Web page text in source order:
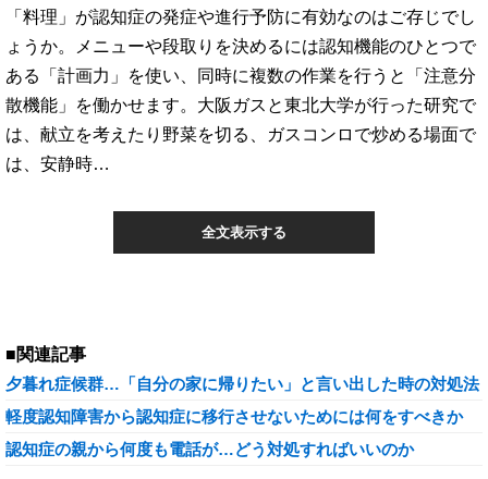
「料理」が認知症の発症や進行予防に有効なのはご存じでし
ょうか。メニューや段取りを決めるには認知機能のひとつで
ある「計画力」を使い、同時に複数の作業を行うと「注意分
散機能」を働かせます。大阪ガスと東北大学が行った研究で
は、献立を考えたり野菜を切る、ガスコンロで炒める場面で
は、安静時…
全文表示する
■関連記事
夕暮れ症候群…「自分の家に帰りたい」と言い出した時の対処法
軽度認知障害から認知症に移行させないためには何をすべきか
認知症の親から何度も電話が…どう対処すればいいのか